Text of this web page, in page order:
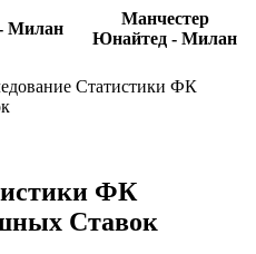
Милан
Манчестер
Юнайтед - Милан
Статистики ФК
ФК
Ставок